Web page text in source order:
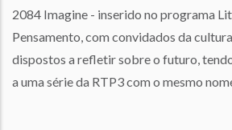
2084 Imagine - inserido no programa
Pensamento, com convidados da
dispostos a refletir sobre o futuro,
a uma série da RTP3 com o mesmo